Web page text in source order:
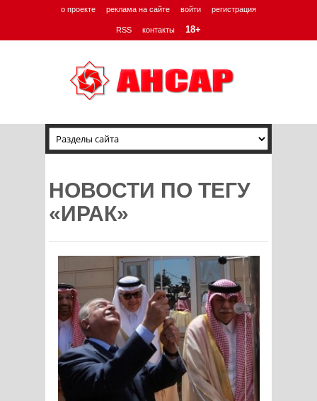
о проекте реклама на сайте войти регистрация
RSS контакты 18+
НОВОСТИ ПО ТЕГУ
«ИРАК»